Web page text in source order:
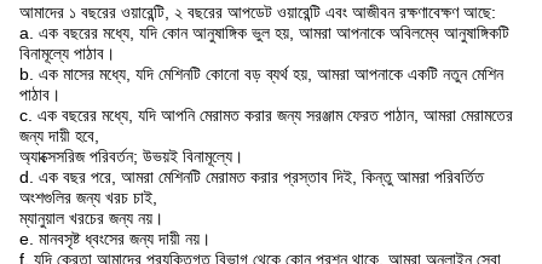
আমাদের ১ বছরের ওয়ারেন্টি, ২ বছরের আপডেট ওয়ারেন্টি এবং আজীবন রক্ষণাবেক্ষণ আছে:
a. এক বছরের মধ্যে, যদি কোন আনুষাঙ্গিক ভুল হয়, আমরা আপনাকে অবিলম্বে আনুষাঙ্গিকটি
বিনামূল্যে পাঠাব।
b. এক মাসের মধ্যে, যদি মেশিনটি কোনো বড় ব্যর্থ হয়, আমরা আপনাকে একটি নতুন মেশিন
পাঠাব।
c. এক বছরের মধ্যে, যদি আপনি মেরামত করার জন্য সরঞ্জাম ফেরত পাঠান, আমরা মেরামতের
জন্য দায়ী হবে,
অ্যাক্সেসরিজ পরিবর্তন; উভয়ই বিনামূল্যে।
d. এক বছর পরে, আমরা মেশিনটি মেরামত করার প্রস্তাব দিই, কিন্তু আমরা পরিবর্তিত
অংশগুলির জন্য খরচ চাই,
ম্যানুয়াল খরচের জন্য নয়।
e. মানবসৃষ্ট ধ্বংসের জন্য দায়ী নয়।
f. যদি ক্রেতা আমাদের প্রযুক্তিগত বিভাগ থেকে কোন প্রশ্ন থাকে, আমরা অনলাইন সেবা